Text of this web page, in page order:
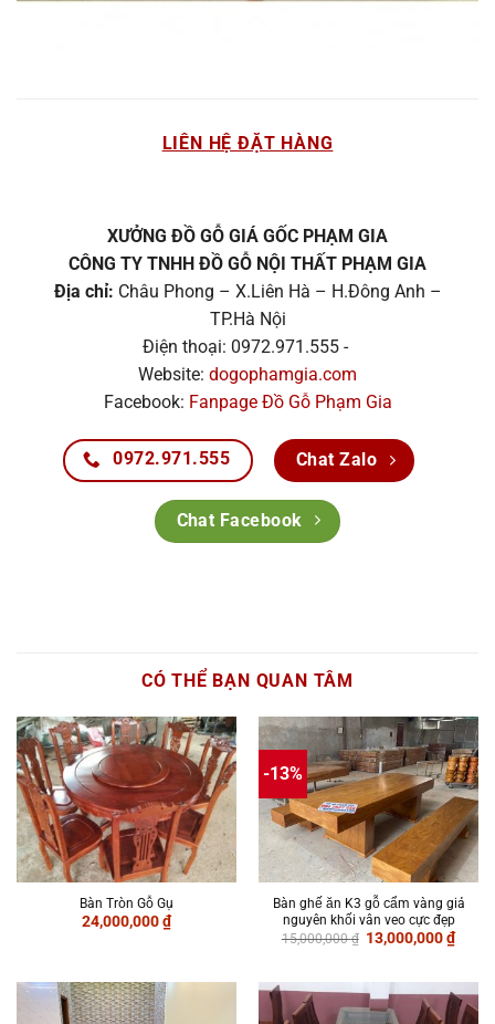
LIÊN HỆ ĐẶT HÀNG
XƯỞNG ĐỒ GỖ GIÁ GỐC PHẠM GIA
CÔNG TY TNHH ĐỒ GỖ NỘI THẤT PHẠM GIA
Địa chỉ: Châu Phong – X.Liên Hà – H.Đông Anh –
TP.Hà Nội
Điện thoại: 0972.971.555 -
Website: dogophamgia.com
Facebook: Fanpage Đồ Gỗ Phạm Gia
0972.971.555 Chat Zalo
Chat Facebook
CÓ THỂ BẠN QUAN TÂM
Bàn Tròn Gỗ Gụ
24,000,000₫
-13%
Bàn ghế ăn K3 gỗ cẩm vàng giả
nguyên khối vân veo cực đẹp
15,000,000₫ Giá
gốc
15,000,000 ₫.
13,000,000₫Giá
hiện
là: